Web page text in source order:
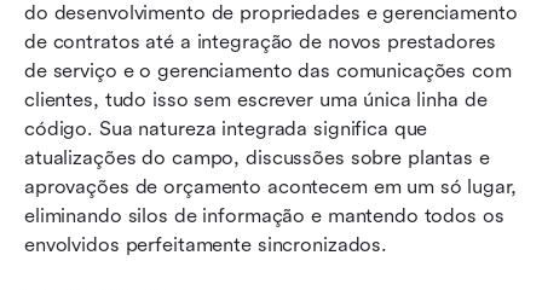
do desenvolvimento de propriedades e gerenciamento
de contratos até a integração de novos prestadores
de serviço e o gerenciamento das comunicações com
clientes, tudo isso sem escrever uma única linha de
código. Sua natureza integrada significa que
atualizações do campo, discussões sobre plantas e
aprovações de orçamento acontecem em um só lugar,
eliminando silos de informação e mantendo todos os
envolvidos perfeitamente sincronizados.